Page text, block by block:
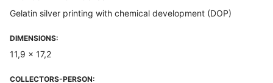
Gelatin silver printing with chemical development (DOP)
DIMENSIONS:
11,9 x 17,2
COLLECTORS-PERSON: